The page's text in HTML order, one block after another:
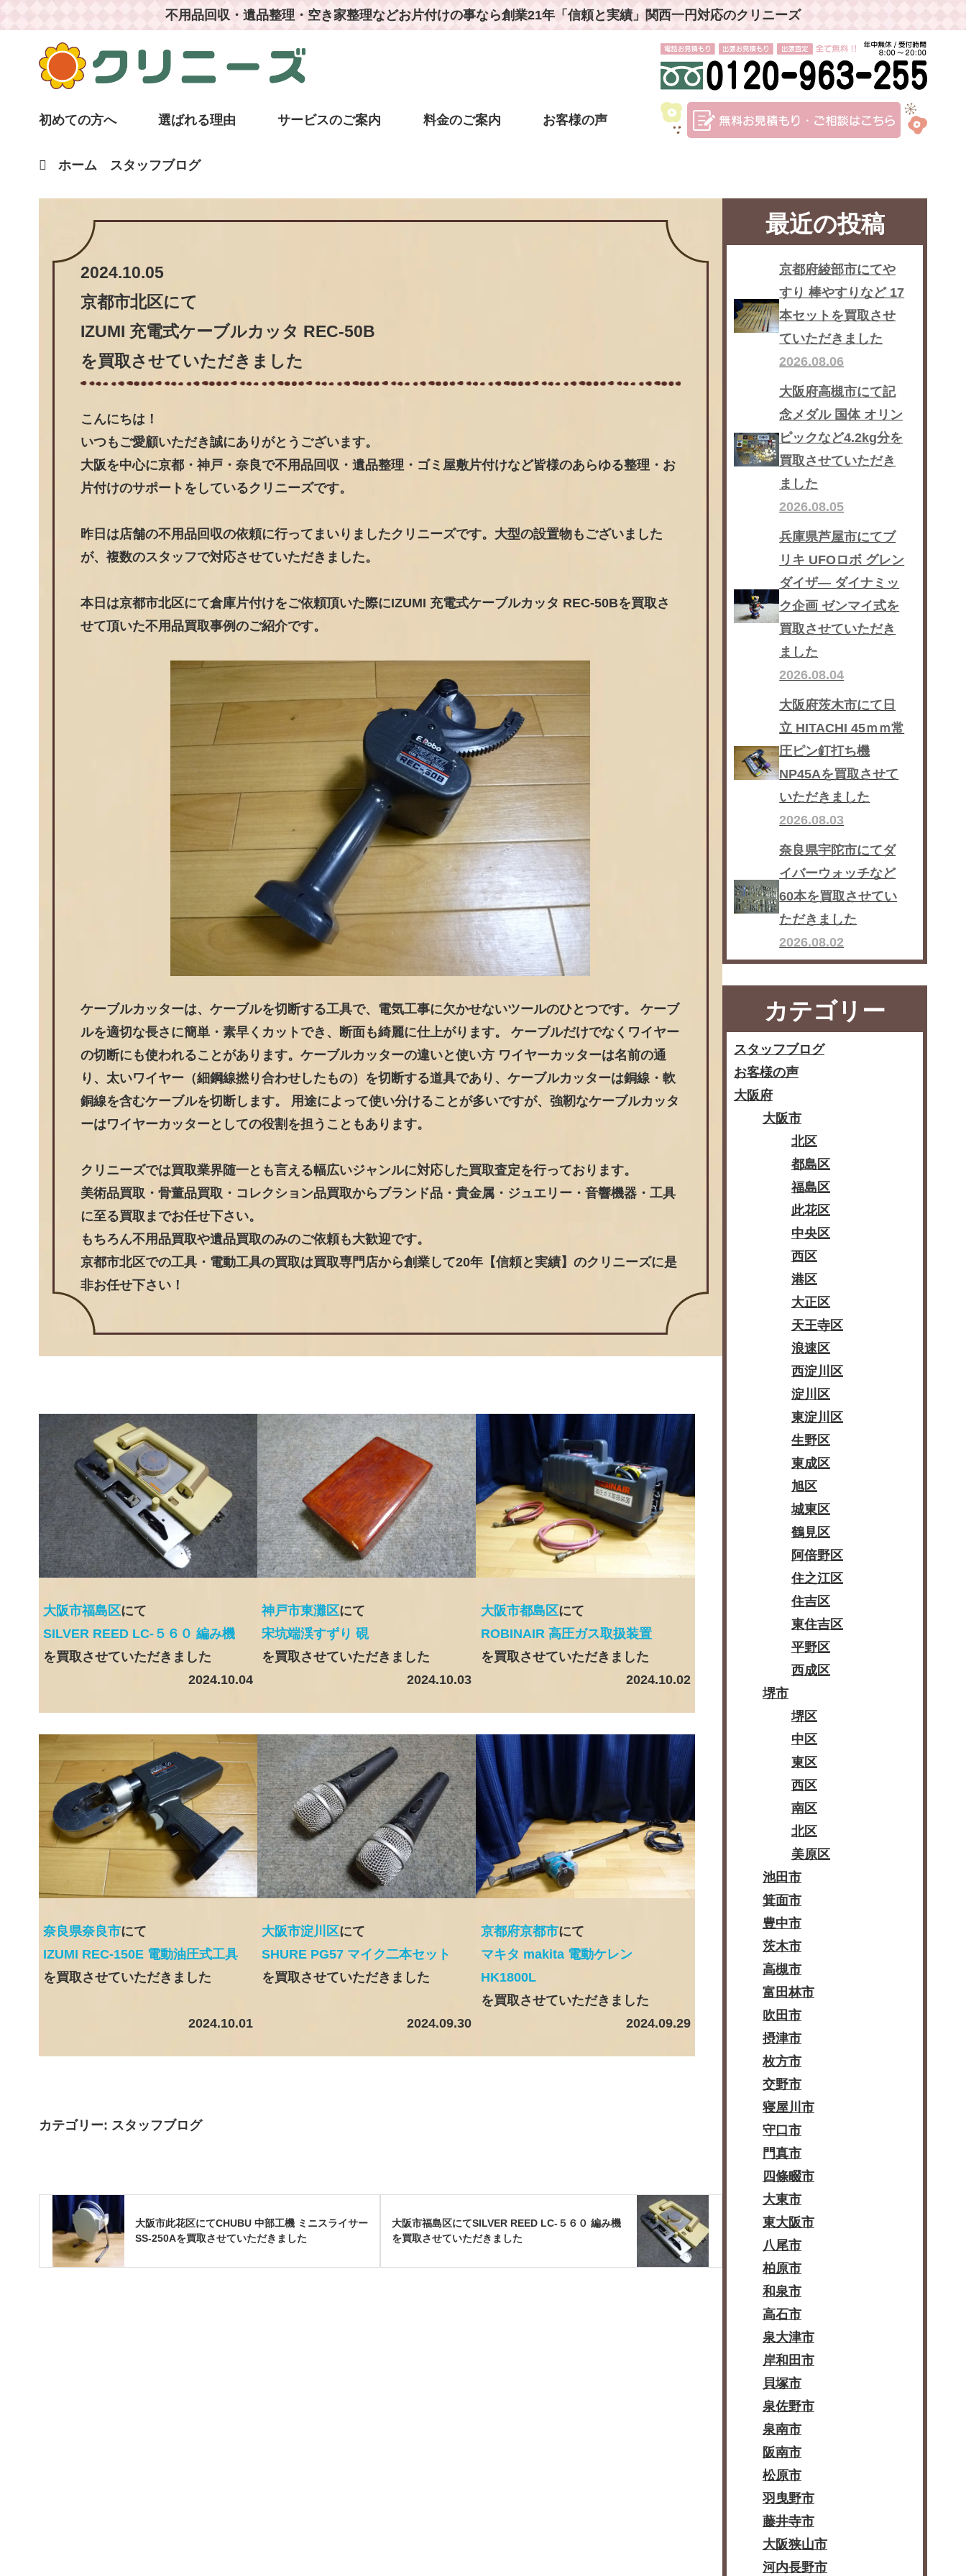
不用品回収・遺品整理・空き家整理などお片付けの事なら創業21年「信頼と実績」関西一円対応のクリニーズ
初めての方へ 選ばれる理由 サービスのご案内 料金のご案内 お客様の声
ホーム スタッフブログ
2024.10.05
京都市北区にて
IZUMI 充電式ケーブルカッタ REC-50B
を買取させていただきました
こんにちは！
いつもご愛顧いただき誠にありがとうございます。
大阪を中心に京都・神戸・奈良で不用品回収・遺品整理・ゴミ屋敷片付けなど皆様のあらゆる整理・お
片付けのサポートをしているクリニーズです。
昨日は店舗の不用品回収の依頼に行ってまいりましたクリニーズです。大型の設置物もございました
が、複数のスタッフで対応させていただきました。
本日は京都市北区にて倉庫片付けをご依頼頂いた際にIZUMI 充電式ケーブルカッタ REC-50Bを買取さ
せて頂いた不用品買取事例のご紹介です。
ケーブルカッターは、ケーブルを切断する工具で、電気工事に欠かせないツールのひとつです。 ケーブ
ルを適切な長さに簡単・素早くカットでき、断面も綺麗に仕上がります。 ケーブルだけでなくワイヤー
の切断にも使われることがあります。ケーブルカッターの違いと使い方 ワイヤーカッターは名前の通
り、太いワイヤー（細鋼線撚り合わせしたもの）を切断する道具であり、ケーブルカッターは銅線・軟
銅線を含むケーブルを切断します。 用途によって使い分けることが多いですが、強靭なケーブルカッタ
ーはワイヤーカッターとしての役割を担うこともあります。
クリニーズでは買取業界随一とも言える幅広いジャンルに対応した買取査定を行っております。
美術品買取・骨董品買取・コレクション品買取からブランド品・貴金属・ジュエリー・音響機器・工具
に至る買取までお任せ下さい。
もちろん不用品買取や遺品買取のみのご依頼も大歓迎です。
京都市北区での工具・電動工具の買取は買取専門店から創業して20年【信頼と実績】のクリニーズに是
非お任せ下さい！
大阪市福島区にて
SILVER REED LC-５６０ 編み機
を買取させていただきました
2024.10.04
神戸市東灘区にて
宋坑端渓すずり 硯
を買取させていただきました
2024.10.03
大阪市都島区にて
ROBINAIR 高圧ガス取扱装置
を買取させていただきました
2024.10.02
奈良県奈良市にて
IZUMI REC-150E 電動油圧式工具
を買取させていただきました
2024.10.01
大阪市淀川区にて
SHURE PG57 マイク二本セット
を買取させていただきました
2024.09.30
京都府京都市にて
マキタ makita 電動ケレン
HK1800L
を買取させていただきました
2024.09.29
カテゴリー: スタッフブログ
大阪市此花区にてCHUBU 中部工機 ミニスライサー
SS-250Aを買取させていただきました
大阪市福島区にてSILVER REED LC-５６０ 編み機
を買取させていただきました
最近の投稿
京都府綾部市にてや
すり 棒やすりなど 17
本セットを買取させ
ていただきました
2026.08.06
大阪府高槻市にて記
念メダル 国体 オリン
ピックなど4.2kg分を
買取させていただき
ました
2026.08.05
兵庫県芦屋市にてブ
リキ UFOロボ グレン
ダイザ― ダイナミッ
ク企画 ゼンマイ式を
買取させていただき
ました
2026.08.04
大阪府茨木市にて日
立 HITACHI 45ｍｍ常
圧ピン釘打ち機
NP45Aを買取させて
いただきました
2026.08.03
奈良県宇陀市にてダ
イバーウォッチなど
60本を買取させてい
ただきました
2026.08.02
カテゴリー
スタッフブログ
お客様の声
大阪府
大阪市
北区
都島区
福島区
此花区
中央区
西区
港区
大正区
天王寺区
浪速区
西淀川区
淀川区
東淀川区
生野区
東成区
旭区
城東区
鶴見区
阿倍野区
住之江区
住吉区
東住吉区
平野区
西成区
堺市
堺区
中区
東区
西区
南区
北区
美原区
池田市
箕面市
豊中市
茨木市
高槻市
富田林市
吹田市
摂津市
枚方市
交野市
寝屋川市
守口市
門真市
四條畷市
大東市
東大阪市
八尾市
柏原市
和泉市
高石市
泉大津市
岸和田市
貝塚市
泉佐野市
泉南市
阪南市
松原市
羽曳野市
藤井寺市
大阪狭山市
河内長野市